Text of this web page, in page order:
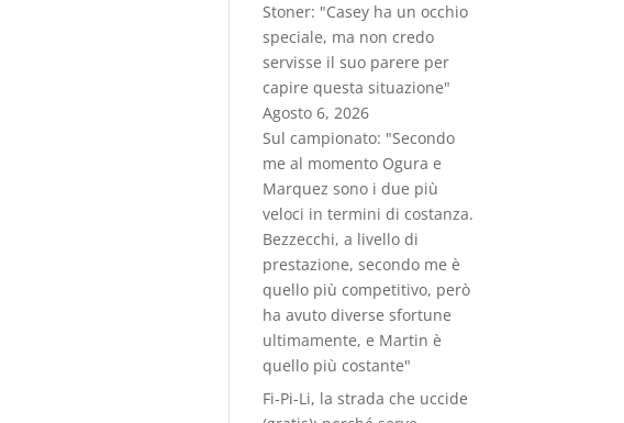
Stoner: "Casey ha un occhio
speciale, ma non credo
servisse il suo parere per
capire questa situazione"
Agosto 6, 2026
Sul campionato: "Secondo
me al momento Ogura e
Marquez sono i due più
veloci in termini di costanza.
Bezzecchi, a livello di
prestazione, secondo me è
quello più competitivo, però
ha avuto diverse sfortune
ultimamente, e Martin è
quello più costante"
Fi-Pi-Li, la strada che uccide